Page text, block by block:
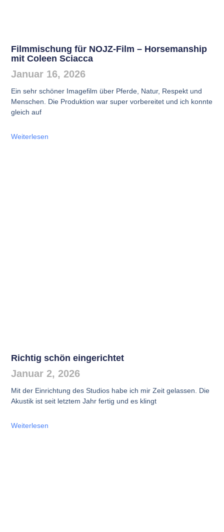
Filmmischung für NOJZ-Film – Horsemanship
mit Coleen Sciacca
Januar 16, 2026
Ein sehr schöner Imagefilm über Pferde, Natur, Respekt und
Menschen. Die Produktion war super vorbereitet und ich konnte
gleich auf
Weiterlesen
Richtig schön eingerichtet
Januar 2, 2026
Mit der Einrichtung des Studios habe ich mir Zeit gelassen. Die
Akustik ist seit letztem Jahr fertig und es klingt
Weiterlesen